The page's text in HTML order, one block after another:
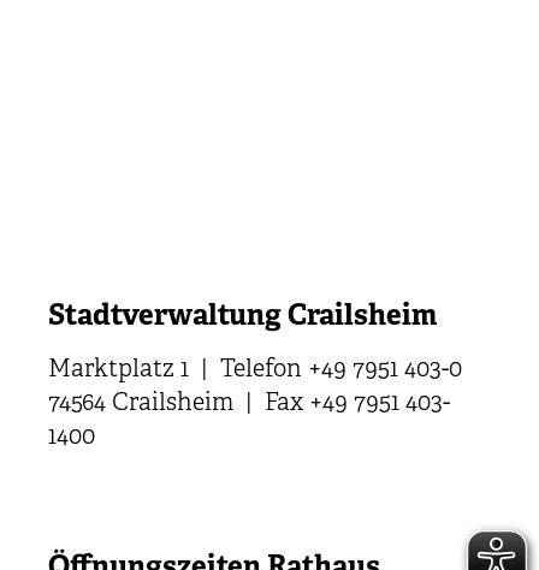
Stadtverwaltung Crailsheim
Marktplatz 1 | Telefon +49 7951 403-0
74564 Crailsheim | Fax +49 7951 403-
1400